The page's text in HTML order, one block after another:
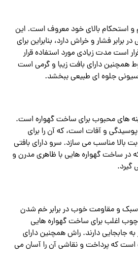
و استحکام بالای خود معروف است. این
فشار و خراش دارد، بنابراین برای
است مدت زیادی مورد استفاده قرار
همچنین دارای بافت زیبا و گرمی است
جلوه ای طبیعی ببخشد.
های محبوب برای ساخت گهواره است.
و آفات است، که آن را برای
بالا مناسب می سازد. سرو دارای بافتی
در ساخت گهواره هایی با ظاهری مدرن و
گیرد.
و مقاومت خوب در برابر خم شدن
اغلب برای ساخت گهواره هایی
جابجایی دارند. راش همچنین دارای
که پرداخت و نقاشی آن را آسان می